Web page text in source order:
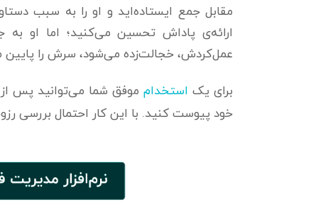
مقابل جمع ایستاده‌اید و او را به سبب
ارائه‌ی پاداش تحسین می‌کنید؛ اما او
عمل‌کردش، خجالت‌زده می‌شود، سرش را پایین
برای یک استخدامموفق شما می‌توانید پس
خود پیوست کنید. با این کار احتمال بررسی